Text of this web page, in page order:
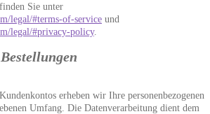
Sie unter
legal/#terms-of-service und
legal/#privacy-policy.
erheben wir Ihre personenbezogenen
Umfang. Die Datenverarbeitung dient dem